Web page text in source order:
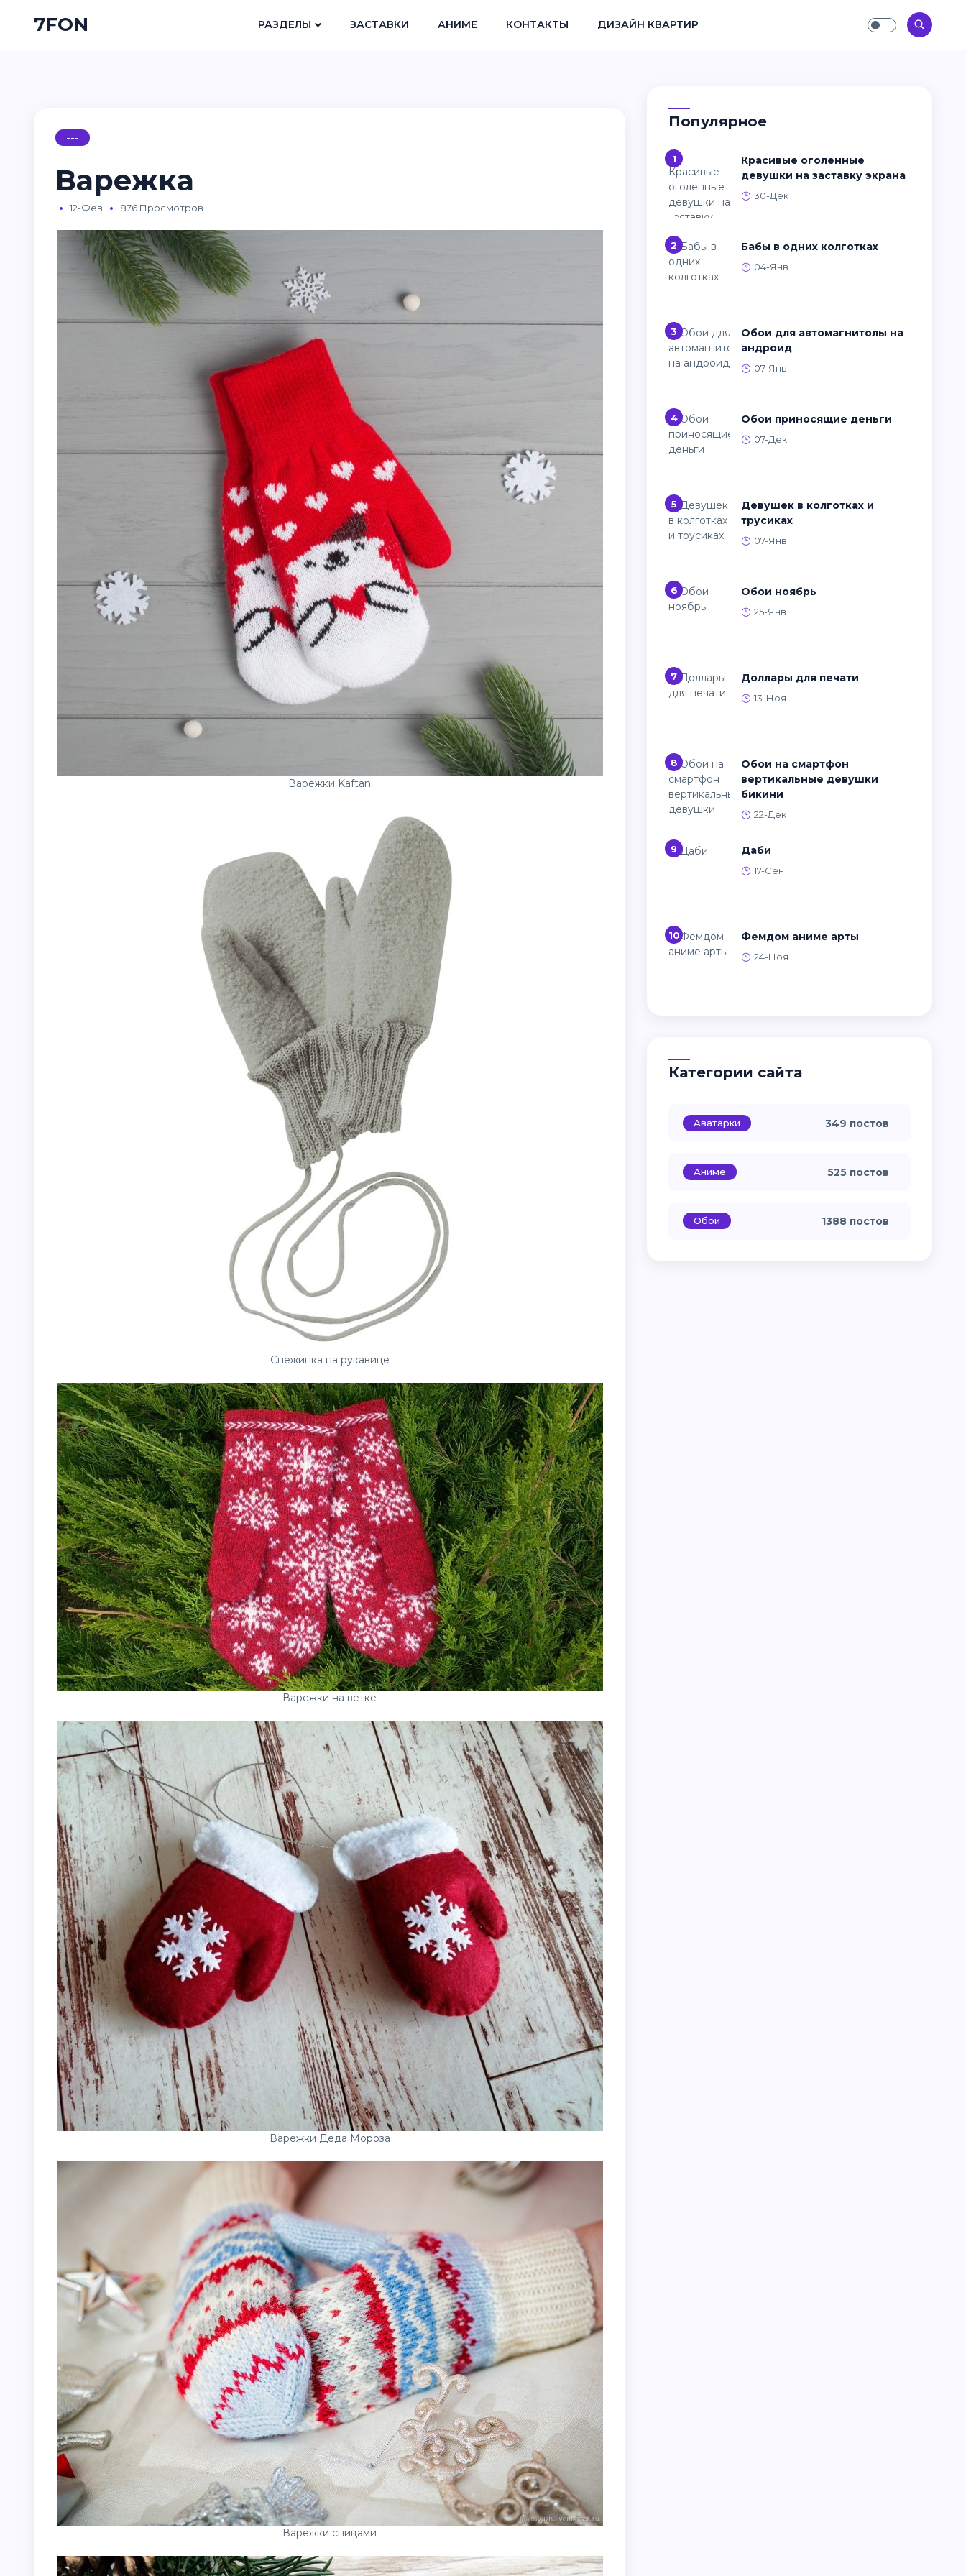
7FON РАЗДЕЛЫ ЗАСТАВКИ АНИМЕ КОНТАКТЫ ДИЗАЙН КВАРТИР
---
Варежка
12-Фев 876 Просмотров
Варежки Kaftan
Снежинка на рукавице
Варежки на ветке
Варежки Деда Мороза
Варежки спицами
Популярное
1
Красивые оголенные
девушки на заставку экрана
30-Дек
2 Бабы в одних колготках
04-Янв
3
Обои для автомагнитолы на
андроид
07-Янв
4 Обои приносящие деньги
07-Дек
5
Девушек в колготках и
трусиках
07-Янв
6 Обои ноябрь
25-Янв
7 Доллары для печати
13-Ноя
8
Обои на смартфон
вертикальные девушки
бикини
22-Дек
9 Даби
17-Сен
10 Фемдом аниме арты
24-Ноя
Категории сайта
Аватарки 349 постов
Аниме 525 постов
Обои 1388 постов